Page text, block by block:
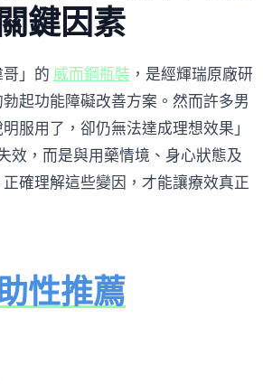
鍵因素
」的 威而鋼瓶裝 ，是經輝瑞原廠研
起功能障礙改善方案。然而許多男
服用了，卻仍無法達成理想效果」
效，而是與用藥情境、身心狀態及
確理解這些變因，才能讓療效真正
性推薦